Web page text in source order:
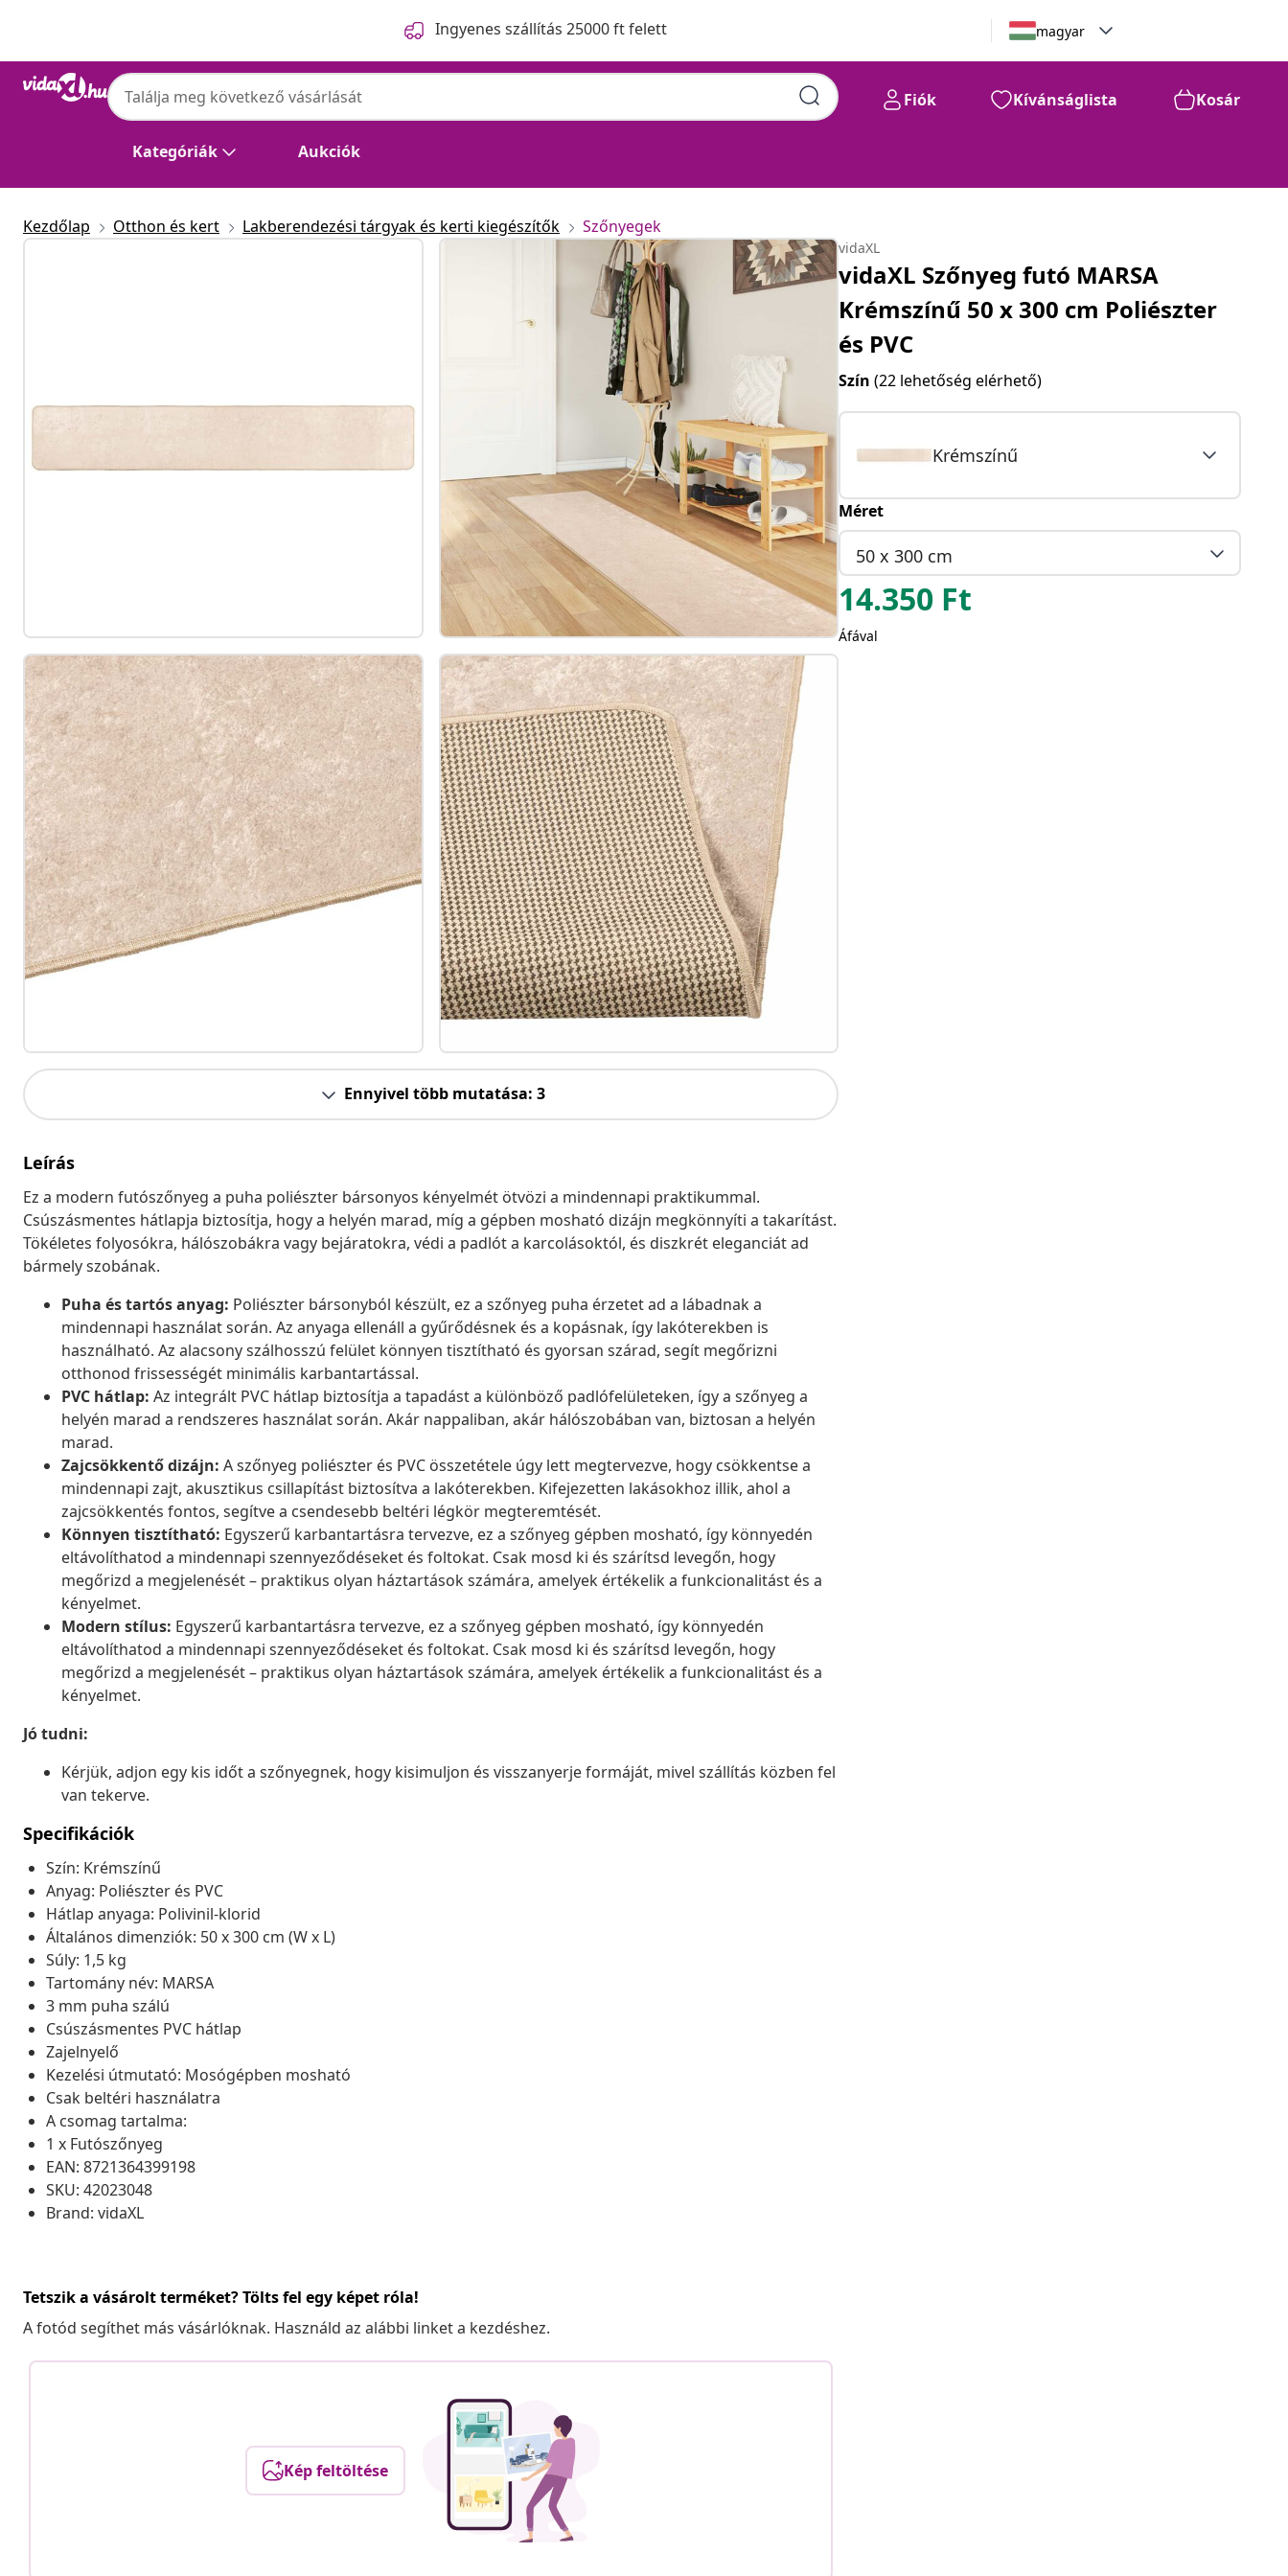
Ingyenes szállítás 25000 ft felett magyar
Kategóriák Aukciók
Fiók Kívánságlista Kosár
Kezdőlap Otthon és kert Lakberendezési tárgyak és kerti kiegészítők Szőnyegek
Ennyivel több mutatása: 3
Leírás
Ez a modern futószőnyeg a puha poliészter bársonyos kényelmét ötvözi a mindennapi praktikummal.
Csúszásmentes hátlapja biztosítja, hogy a helyén marad, míg a gépben mosható dizájn megkönnyíti a takarítást.
Tökéletes folyosókra, hálószobákra vagy bejáratokra, védi a padlót a karcolásoktól, és diszkrét eleganciát ad
bármely szobának.
Puha és tartós anyag: Poliészter bársonyból készült, ez a szőnyeg puha érzetet ad a lábadnak a
mindennapi használat során. Az anyaga ellenáll a gyűrődésnek és a kopásnak, így lakóterekben is
használható. Az alacsony szálhosszú felület könnyen tisztítható és gyorsan szárad, segít megőrizni
otthonod frissességét minimális karbantartással.
PVC hátlap: Az integrált PVC hátlap biztosítja a tapadást a különböző padlófelületeken, így a szőnyeg a
helyén marad a rendszeres használat során. Akár nappaliban, akár hálószobában van, biztosan a helyén
marad.
Zajcsökkentő dizájn: A szőnyeg poliészter és PVC összetétele úgy lett megtervezve, hogy csökkentse a
mindennapi zajt, akusztikus csillapítást biztosítva a lakóterekben. Kifejezetten lakásokhoz illik, ahol a
zajcsökkentés fontos, segítve a csendesebb beltéri légkör megteremtését.
Könnyen tisztítható: Egyszerű karbantartásra tervezve, ez a szőnyeg gépben mosható, így könnyedén
eltávolíthatod a mindennapi szennyeződéseket és foltokat. Csak mosd ki és szárítsd levegőn, hogy
megőrizd a megjelenését – praktikus olyan háztartások számára, amelyek értékelik a funkcionalitást és a
kényelmet.
Modern stílus: Egyszerű karbantartásra tervezve, ez a szőnyeg gépben mosható, így könnyedén
eltávolíthatod a mindennapi szennyeződéseket és foltokat. Csak mosd ki és szárítsd levegőn, hogy
megőrizd a megjelenését – praktikus olyan háztartások számára, amelyek értékelik a funkcionalitást és a
kényelmet.
Jó tudni:
Kérjük, adjon egy kis időt a szőnyegnek, hogy kisimuljon és visszanyerje formáját, mivel szállítás közben fel
van tekerve.
Specifikációk
Szín: Krémszínű
Anyag: Poliészter és PVC
Hátlap anyaga: Polivinil-klorid
Általános dimenziók: 50 x 300 cm (W x L)
Súly: 1,5 kg
Tartomány név: MARSA
3 mm puha szálú
Csúszásmentes PVC hátlap
Zajelnyelő
Kezelési útmutató: Mosógépben mosható
Csak beltéri használatra
A csomag tartalma:
1 x Futószőnyeg
EAN: 8721364399198
SKU: 42023048
Brand: vidaXL
Tetszik a vásárolt terméket? Tölts fel egy képet róla!
A fotód segíthet más vásárlóknak. Használd az alábbi linket a kezdéshez.
Kép feltöltése
vidaXL
vidaXL Szőnyeg futó MARSA
Krémszínű 50 x 300 cm Poliészter
és PVC
Szín(22 lehetőség elérhető)
Krémszínű
Méret
50 x 300 cm
14.350 Ft
Áfával